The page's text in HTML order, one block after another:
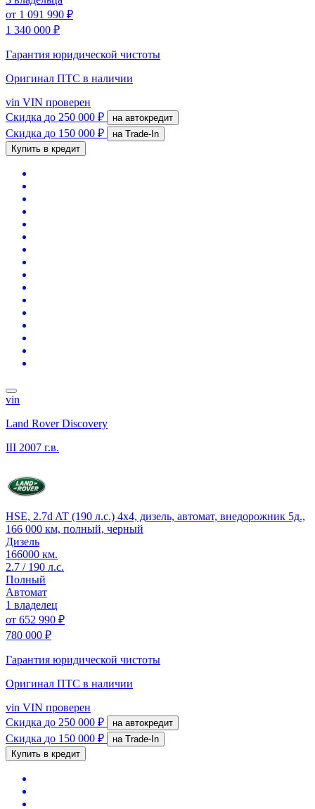
от 1 091 990 ₽
1 340 000 ₽
Гарантия юридической чистоты
Оригинал ПТС в наличии
vin VIN проверен
Скидка до 250 000 ₽ на автокредит
Скидка до 150 000 ₽
на Trade-In
Купить в кредит
vin
Land Rover Discovery
III 2007 г.в.
HSE, 2.7d AT (190 л.с.) 4x4, дизель, автомат, внедорожник 5д.,
166 000 км, полный, черный
Дизель
166000 км.
2.7 / 190 л.с.
Полный
Автомат
1 владелец
от 652 990 ₽
780 000 ₽
Гарантия юридической чистоты
Оригинал ПТС в наличии
vin VIN проверен
Скидка до 250 000 ₽ на автокредит
Скидка до 150 000 ₽
на Trade-In
Купить в кредит